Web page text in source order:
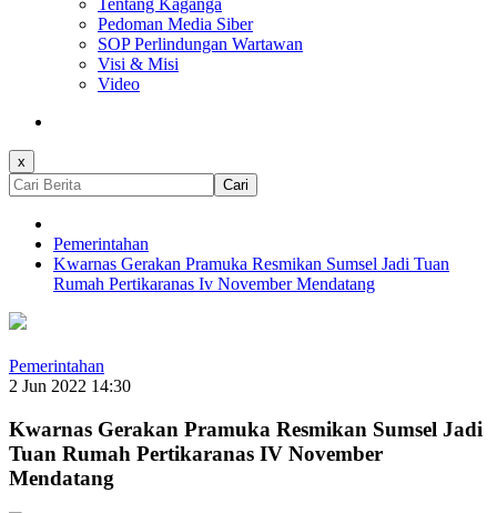
Tentang Kaganga
Pedoman Media Siber
SOP Perlindungan Wartawan
Visi & Misi
Video
x
Cari
Pemerintahan
Kwarnas Gerakan Pramuka Resmikan Sumsel Jadi Tuan
Rumah Pertikaranas Iv November Mendatang
Pemerintahan
2 Jun 2022 14:30
Kwarnas Gerakan Pramuka Resmikan Sumsel Jadi
Tuan Rumah Pertikaranas IV November
Mendatang